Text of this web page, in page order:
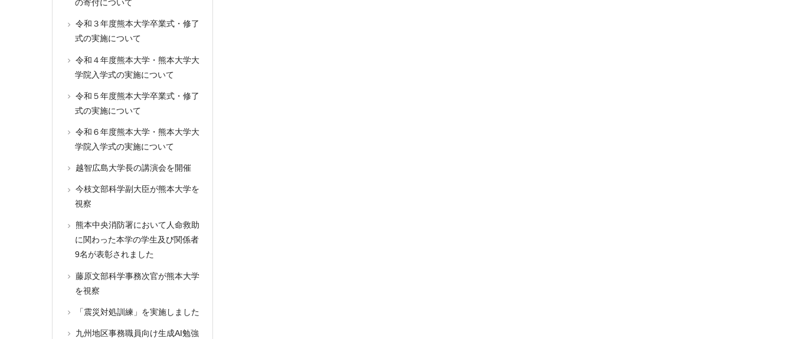
の寄付について
令和３年度熊本大学卒業式・修了
式の実施について
令和４年度熊本大学・熊本大学大
学院入学式の実施について
令和５年度熊本大学卒業式・修了
式の実施について
令和６年度熊本大学・熊本大学大
学院入学式の実施について
越智広島大学長の講演会を開催
今枝文部科学副大臣が熊本大学を
視察
熊本中央消防署において人命救助
に関わった本学の学生及び関係者
9名が表彰されました
藤原文部科学事務次官が熊本大学
を視察
「震災対処訓練」を実施しました
九州地区事務職員向け生成AI勉強